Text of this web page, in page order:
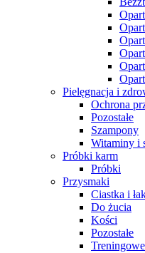
Pielęgnacja i
Ochrona
Pozostałe
Szampony
Witaminy i
Próbki karm
Próbki
Przysmaki
Ciastka i
Do żucia
Kości
Pozostałe
Treningowe